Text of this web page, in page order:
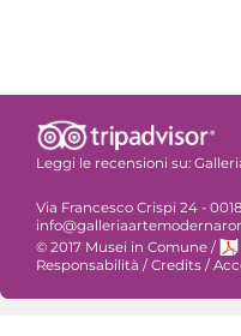
Leggi le recensioni su:
Via Francesco Crispi 24 -
© 2017 Musei in Comune /
Responsabilità / Credits /